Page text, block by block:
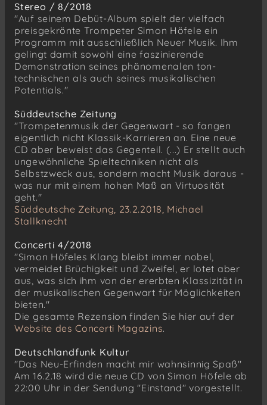
Stereo / 8/2018
"Auf seinem Debüt-Album spielt der vielfach
preisgekrönte Trompeter Simon Höfele ein
Programm mit ausschließlich Neuer Musik. Ihm
gelingt damit sowohl eine faszinierende
Demonstration seines phänomenalen ton-
technischen als auch seines musikalischen
Potentials."
Süddeutsche Zeitung
"Trompetenmusik der Gegenwart - so fangen
eigentlich nicht Klassik-Karrieren an. Eine neue
CD aber beweist das Gegenteil. (...) Er stellt auch
ungewöhnliche Spieltechniken nicht als
Selbstzweck aus, sondern macht Musik daraus -
was nur mit einem hohen Maß an Virtuosität
geht."
Süddeutsche Zeitung, 23.2.2018, Michael
Stallknecht
Concerti 4/2018
"Simon Höfeles Klang bleibt immer nobel,
vermeidet Brüchigkeit und Zweifel, er lotet aber
aus, was sich ihm von der ererbten Klassizität in
der musikalischen Gegenwart für Möglichkeiten
bieten."
Die gesamte Rezension finden Sie hier auf der
Website des Concerti Magazins.
Deutschlandfunk Kultur
"Das Neu-Erfinden macht mir wahnsinnig Spaß"
Am 16.2.18 wird die neue CD von Simon Höfele ab
22:00 Uhr in der Sendung "Einstand" vorgestellt.